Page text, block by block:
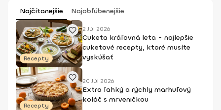
Najčítanejšie Najobľúbenejšie
Recepty
2 Júl 2026
Cuketa kráľovná leta - najlepšie
cuketové recepty, ktoré musíte
vyskúšať
Recepty
20 Júl 2026
Extra ľahký a rýchly marhuľový
koláč s mrveničkou